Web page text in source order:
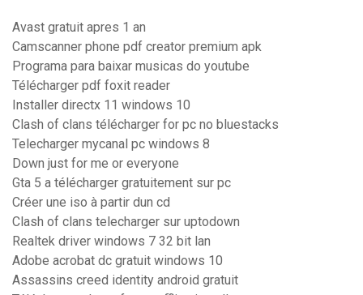
Avast gratuit apres 1 an
Camscanner phone pdf creator premium apk
Programa para baixar musicas do youtube
Télécharger pdf foxit reader
Installer directx 11 windows 10
Clash of clans télécharger for pc no bluestacks
Telecharger mycanal pc windows 8
Down just for me or everyone
Gta 5 a télécharger gratuitement sur pc
Créer une iso à partir dun cd
Clash of clans telecharger sur uptodown
Realtek driver windows 7 32 bit lan
Adobe acrobat dc gratuit windows 10
Assassins creed identity android gratuit